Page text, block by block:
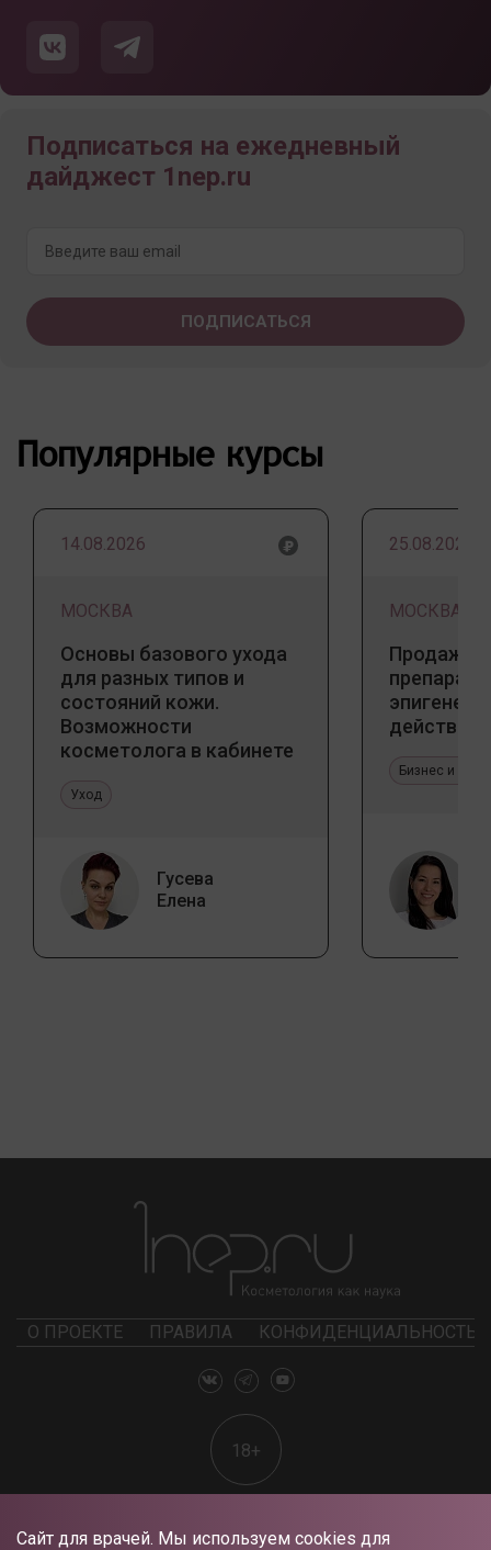
Сайт для врачей. Мы используем cookies для
Подписаться на ежедневный
дайджест 1nep.ru
Популярные курсы
14.08.2026
МОСКВА
Основы базового ухода
для разных типов и
состояний кожи.
Возможности
косметолога в кабинете
Уход
Гусева
Елена
25.08.2026
МОСКВА
Продажа
действия
Бизнес и
О ПРОЕКТЕ ПРАВИЛА КОНФИДЕНЦИАЛЬНОСТЬ
18+